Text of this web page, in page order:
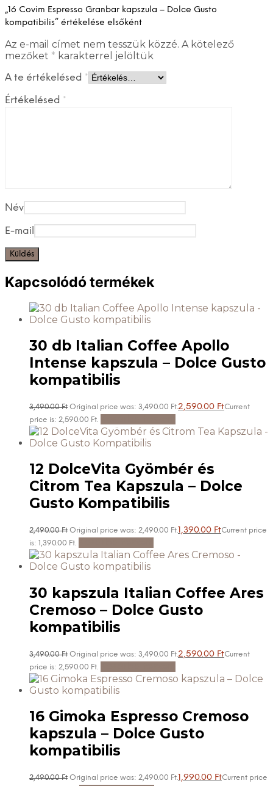
„16 Covim Espresso Granbar kapszula – Dolce Gusto
kompatibilis” értékelése elsőként
Az e-mail címet nem tesszük közzé. A kötelező
mezőket * karakterrel jelöltük
A te értékelésed *
Értékelésed *
Név
E-mail
Kapcsolódó termékek
30 db Italian Coffee Apollo
Intense kapszula – Dolce Gusto
kompatibilis
3,490.00Ft Original price was: 3,490.00 Ft.2,590.00 FtCurrent
price is: 2,590.00 Ft.
12 DolceVita Gyömbér és
Citrom Tea Kapszula – Dolce
Gusto Kompatibilis
2,490.00Ft Original price was: 2,490.00 Ft.1,390.00 FtCurrent price
is: 1,390.00 Ft.
30 kapszula Italian Coffee Ares
Cremoso – Dolce Gusto
kompatibilis
3,490.00Ft Original price was: 3,490.00 Ft.2,590.00 FtCurrent
price is: 2,590.00 Ft.
16 Gimoka Espresso Cremoso
kapszula – Dolce Gusto
kompatibilis
2,490.00Ft Original price was: 2,490.00 Ft.1,990.00 FtCurrent price